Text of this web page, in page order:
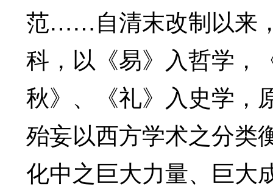
范……自清末改制以来
科，以《易》入哲学，
秋》、《礼》入史学，
殆妄以西方学术之分类
化中之巨大力量、巨大